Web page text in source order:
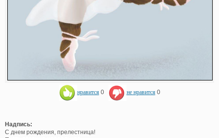
нравится 0 не нравится 0
Надпись:
С днем рождения, прелестница!